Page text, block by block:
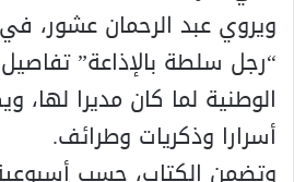
ويروي عبد الرحمان عشور،
“رجل سلطة بالإذاعة” تفاصيل
الوطنية لما كان مديرا
أسرارا وذكريات وطرائف.
وتضمن الكتاب، حسب أسبوعية